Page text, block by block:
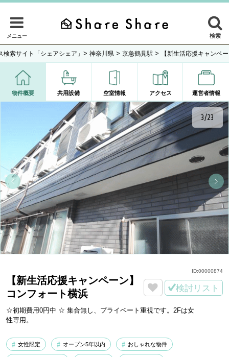
メニュー 検索
検索サイト「シェアシェア」 > 神奈川県 > 京急鶴見駅 > 【新生活応援キャンペ
物件概要 共用設備 空室情報 アクセス 運営者情報
4/23
【新生活応援キャンペーン】
コンフォート横浜
☆初期費用0円中 ☆ 集合無し、プライベート重視です。2Fは女
性専用。
検討リスト
女性限定 オープン5年以内 おしゃれな物件
ID:00000874